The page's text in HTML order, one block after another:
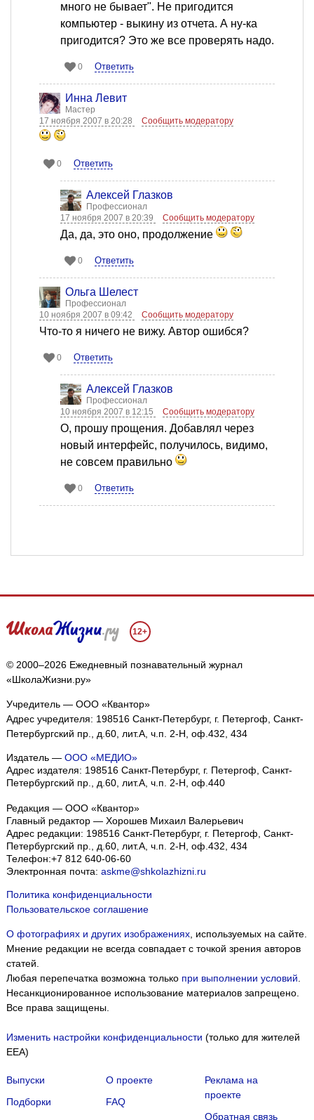
много не бывает". Не пригодится
компьютер - выкину из отчета. А ну-ка
пригодится? Это же все проверять надо.
0 Ответить
Инна Левит
Мастер
17 ноября 2007 в 20:28
Сообщить модератору
0 Ответить
Алексей Глазков
Профессионал
17 ноября 2007 в 20:39
Сообщить модератору
Да, да, это оно, продолжение
0 Ответить
Ольга Шелест
Профессионал
10 ноября 2007 в 09:42
Сообщить модератору
Что-то я ничего не вижу. Автор ошибся?
0 Ответить
Алексей Глазков
Профессионал
10 ноября 2007 в 12:15
Сообщить модератору
О, прошу прощения. Добавлял через
новый интерфейс, получилось, видимо,
не совсем правильно
0 Ответить
12+
© 2000–2026 Ежедневный познавательный журнал
«ШколаЖизни.ру»
Учредитель — ООО «Квантор»
Адрес учредителя: 198516 Санкт-Петербург, г. Петергоф, Санкт-
Петербургский пр., д.60, лит.А, ч.п. 2-Н, оф.432, 434
Издатель — ООО «МЕДИО»
Адрес издателя: 198516 Санкт-Петербург, г. Петергоф, Санкт-
Петербургский пр., д.60, лит.А, ч.п. 2-Н, оф.440
Редакция — ООО «Квантор»
Главный редактор — Хорошев Михаил Валерьевич
Адрес редакции: 198516 Санкт-Петербург, г. Петергоф Санкт-
Петербургский пр., д.60, лит.А, ч.п. 2-Н, оф.432, 434
Телефон:+7 812 640-06-60
Электронная почта: askme@shkolazhizni.ru
Политика конфиденциальности
Пользовательское соглашение
О фотографиях и других изображениях, используемых на сайте.
Мнение редакции не всегда совпадает с точкой зрения авторов
статей.
Любая перепечатка возможна только при выполнении условий
Несанкционированное использование материалов запрещено.
Все права защищены.
Изменить настройки конфиденциальности (только для жителей
EEA)
Выпуски
Подборки
О проекте
FAQ
Реклама на
проекте
Обратная связь